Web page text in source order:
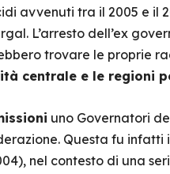
avvenuti tra il 2005 e il
L’arresto dell’ex
trovare le proprie
centrale e le regioni
uno Governatori
Questa fu
nel contesto di una